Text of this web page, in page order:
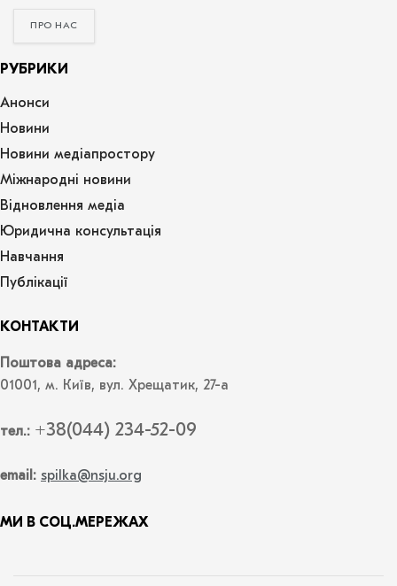
ПРО НАС
РУБРИКИ
Анонси
Новини
Новини медіапростору
Міжнародні новини
Відновлення медіа
Юридична консультація
Навчання
Публікації
КОНТАКТИ
Поштова адреса:
01001, м. Київ, вул. Хрещатик, 27-а
тел.: +38(044) 234-52-09
email: spilka@nsju.org
МИ В СОЦ.МЕРЕЖАХ